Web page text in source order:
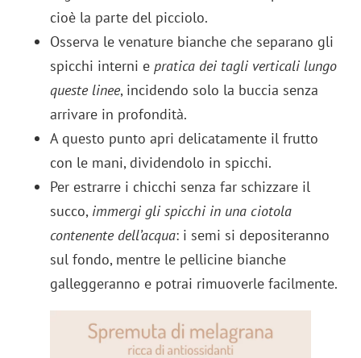
cioè la parte del picciolo.
Osserva le venature bianche che separano gli
spicchi interni e pratica dei tagli verticali lungo
queste linee, incidendo solo la buccia senza
arrivare in profondità.
A questo punto apri delicatamente il frutto
con le mani, dividendolo in spicchi.
Per estrarre i chicchi senza far schizzare il
succo, immergi gli spicchi in una ciotola
contenente dell’acqua: i semi si depositeranno
sul fondo, mentre le pellicine bianche
galleggeranno e potrai rimuoverle facilmente.